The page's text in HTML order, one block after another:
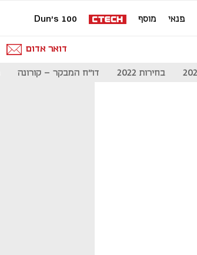
פנאי מוסף Dun's 100
דואר אדום
בחירות 2022 דו"ח המבקר - קורונה